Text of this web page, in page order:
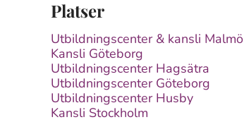
Platser
Utbildningscenter & kansli Malmö
Kansli Göteborg
Utbildningscenter Hagsätra
Utbildningscenter Göteborg
Utbildningscenter Husby
Kansli Stockholm